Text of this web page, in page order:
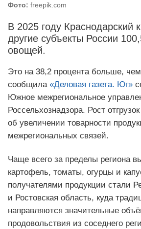
Фото: freepik.com
В 2025 году Краснодарский
другие субъекты России
овощей.
Это на 38,2 процента больше,
сообщила «Деловая газета. Юг»
Южное межрегиональное
Россельхознадзора. Рост
об увеличении товарности
межрегиональных связей.
Чаще всего за пределы региона
картофель, томаты, огурцы и
получателями продукции стали
и Ростовская область, куда
направляются значительные
продовольствия из соседнего